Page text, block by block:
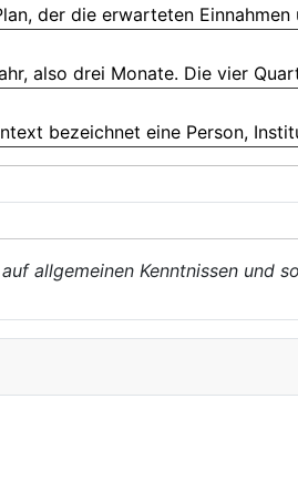
der die erwarteten Einnahmen
also drei Monate. Die vier
bezeichnet eine Person,
allgemeinen Kenntnissen und